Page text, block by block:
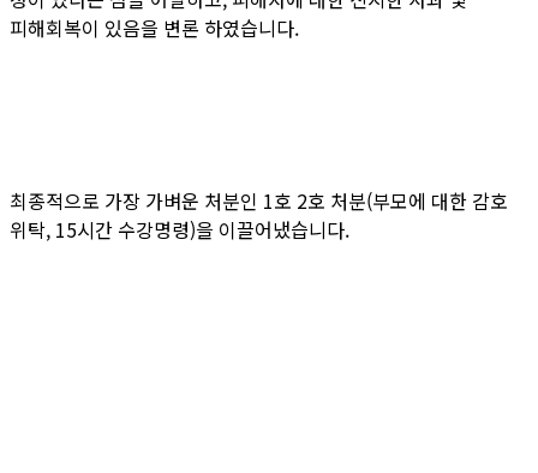
피해회복이 있음을 변론 하였습니다.
최종적으로 가장 가벼운 처분인 1호 2호 처분(부모에 대한 감호
위탁, 15시간 수강명령)을 이끌어냈습니다.